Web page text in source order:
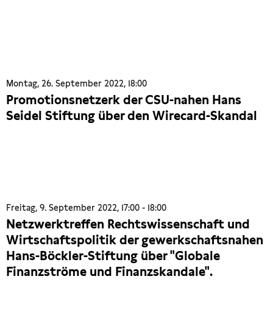
Montag, 26. September 2022, 18:00
Promotionsnetzerk der CSU-nahen Hans
Seidel Stiftung über den Wirecard-Skandal
Freitag, 9. September 2022, 17:00 - 18:00
Netzwerktreffen Rechtswissenschaft und
Wirtschaftspolitik der gewerkschaftsnahen
Hans-Böckler-Stiftung über "Globale
Finanzströme und Finanzskandale".